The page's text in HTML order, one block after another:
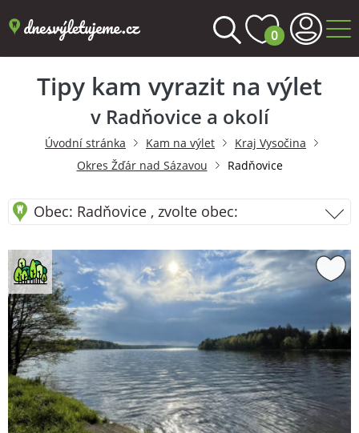
0
Tipy kam vyrazit na výlet
v Radňovice a okolí
Úvodní stránka Kam na výlet
Kraj Vysočina
Okres Žďár nad Sázavou
Radňovice
Obec: Radňovice , zvolte obec: